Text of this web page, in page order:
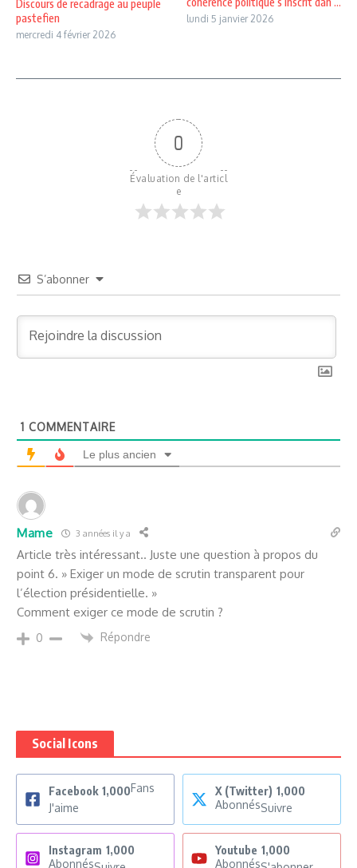
Discours de recadrage au peuple
pastefien
mercredi 4 février 2026
lundi 5 janvier 2026
0
Évaluation de l'articl
e
S’abonner
1 COMMENTAIRE
Le plus ancien
Mame 3 années il y a
Article très intéressant.. Juste une question à propos du
point 6. » Exiger un mode de scrutin transparent pour
l’élection présidentielle. »
Comment exiger ce mode de scrutin ?
0 Répondre
Social Icons
Facebook 1,000Fans
J'aime
X (Twitter) 1,000
AbonnésSuivre
Instagram 1,000
Abonnés
Youtube 1,000
Abonnés